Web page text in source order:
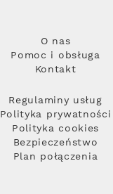
O nas
Pomoc i obsługa
Kontakt
Regulaminy usług
Polityka prywatności
Polityka cookies
Bezpieczeństwo
Plan połączenia